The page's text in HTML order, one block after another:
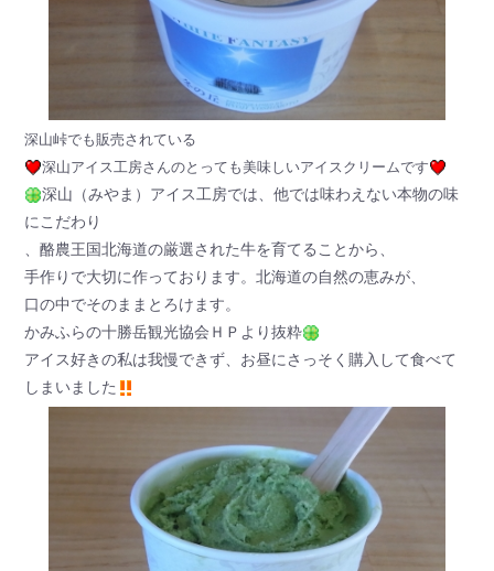
深山峠でも販売されている
深山アイス工房さんのとっても美味しいアイスクリームです
深山（みやま）アイス工房では、他では味わえない本物の味
にこだわり
、酪農王国北海道の厳選された牛を育てることから、
手作りで大切に作っております。北海道の自然の恵みが、
口の中でそのままとろけます。
かみふらの十勝岳観光協会ＨＰより抜粋
アイス好きの私は我慢できず、お昼にさっそく購入して食べて
しまいました